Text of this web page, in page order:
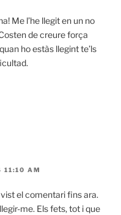
Me l’he llegit en un no
de creure força
ho estàs llegint te’ls
11:10 AM
el comentari fins ara.
me. Els fets, tot i que